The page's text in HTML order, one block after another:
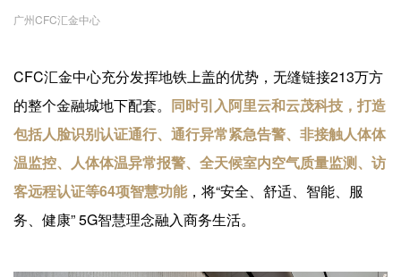
广州CFC汇金中心
CFC汇金中心充分发挥地铁上盖的优势，无缝链接213万方
的整个金融城地下配套。 同时引入阿里云和云茂科技，打造
包括人脸识别认证通行、通行异常紧急告警、非接触人体体
温监控、人体体温异常报警、全天候室内空气质量监测、访
客远程认证等64项智慧功能，将“安全、舒适、智能、服
务、健康” 5G智慧理念融入商务生活。